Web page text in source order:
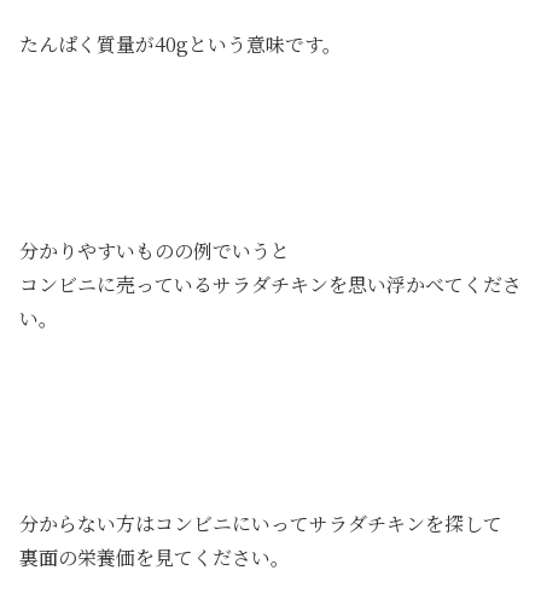
たんぱく質量が40gという意味です。
分かりやすいものの例でいうと
コンビニに売っているサラダチキンを思い浮かべてくださ
い。
分からない方はコンビニにいってサラダチキンを探して
裏面の栄養価を見てください。